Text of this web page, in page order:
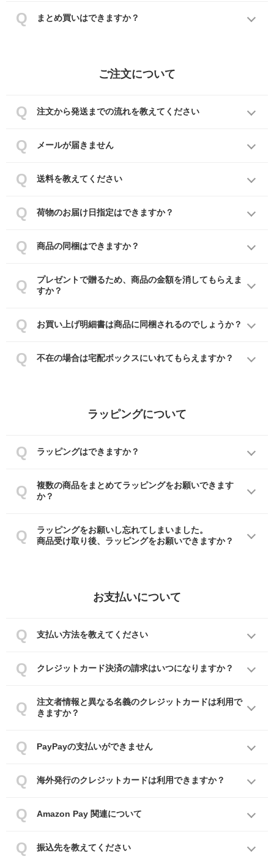
まとめ買いはできますか？
ご注文について
注文から発送までの流れを教えてください
メールが届きません
送料を教えてください
荷物のお届け日指定はできますか？
商品の同梱はできますか？
プレゼントで贈るため、商品の金額を消してもらえま
すか？
お買い上げ明細書は商品に同梱されるのでしょうか？
不在の場合は宅配ボックスにいれてもらえますか？
ラッピングについて
ラッピングはできますか？
複数の商品をまとめてラッピングをお願いできます
か？
ラッピングをお願いし忘れてしまいました。
商品受け取り後、ラッピングをお願いできますか？
お支払いについて
支払い方法を教えてください
クレジットカード決済の請求はいつになりますか？
注文者情報と異なる名義のクレジットカードは利用で
きますか？
PayPayの支払いができません
海外発行のクレジットカードは利用できますか？
Amazon Pay 関連について
振込先を教えてください